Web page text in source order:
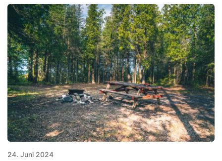
24. Juni 2024